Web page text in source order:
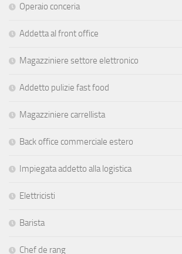
Operaio conceria
Addetta al front office
Magazziniere settore elettronico
Addetto pulizie fast food
Magazziniere carrellista
Back office commerciale estero
Impiegata addetto alla logistica
Elettricisti
Barista
Chef de rang